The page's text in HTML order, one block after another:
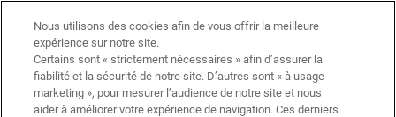
0
Nous utilisons des cookies afin de vous offrir la meilleure
expérience sur notre site.
Certains sont « strictement nécessaires » afin d’assurer la
fiabilité et la sécurité de notre site. D’autres sont « à usage
marketing », pour mesurer l’audience de notre site et nous
aider à améliorer votre expérience de navigation. Ces derniers